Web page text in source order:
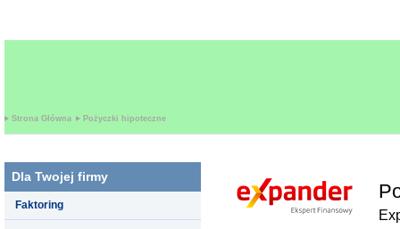
Strona Główna Pożyczki hipoteczne
Dla Twojej firmy
Faktoring